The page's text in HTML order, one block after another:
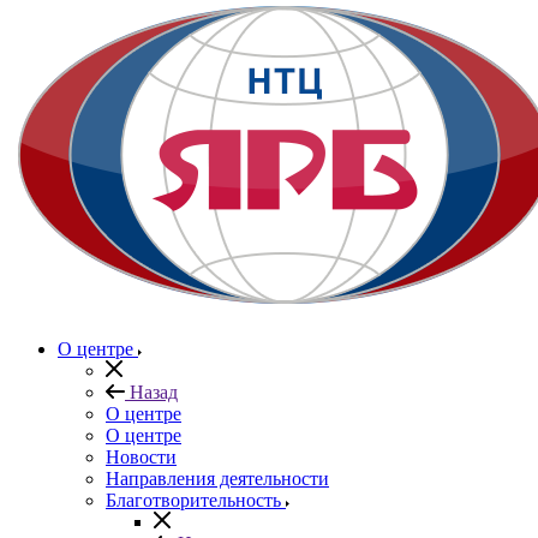
О центре
Назад
О центре
О центре
Новости
Направления деятельности
Благотворительность